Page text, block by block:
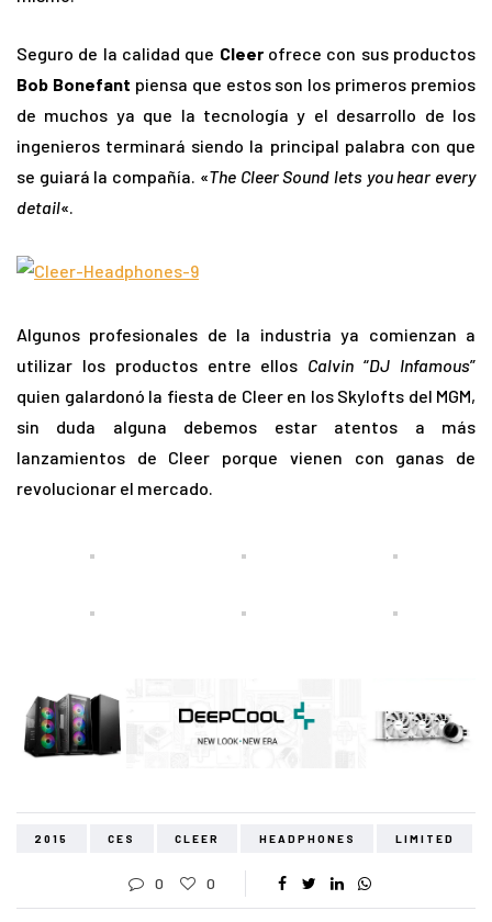
Seguro de la calidad que Cleerofrece con sus productos
Bob Bonefant piensa que estos son los primeros premios
de muchos ya que la tecnología y el desarrollo de los
ingenieros terminará siendo la principal palabra con que
se guiará la compañía. «The Cleer Sound lets you hear every
detail«.
Algunos profesionales de la industria ya comienzan a
utilizar los productos entre ellos Calvin “DJ Infamous”
quien galardonó la fiesta de Cleer en los Skylofts del MGM,
sin duda alguna debemos estar atentos a más
lanzamientos de Cleer porque vienen con ganas de
revolucionar el mercado.
2015 CES CLEER HEADPHONES LIMITED
0 0